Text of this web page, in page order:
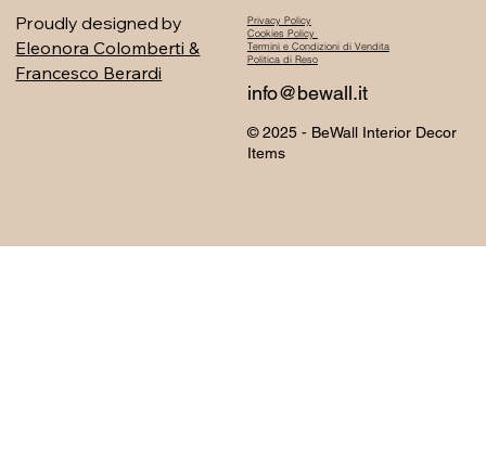
Proudly designed by
Eleonora Colomberti &
Francesco Berardi
Privacy Policy
Cookies Policy
Termini e Condizioni di Vendita
Politica di Reso
info@bewall.it
© 2025 - BeWall Interior Decor
Items